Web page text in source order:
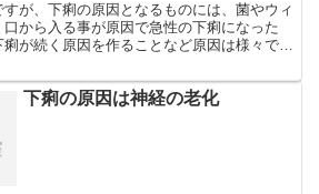
が、下痢の原因となるものには、菌やウィ
から入る事が原因で急性の下痢になった
が続く原因を作ることなど原因は様々で
下痢の原因は神経の老化